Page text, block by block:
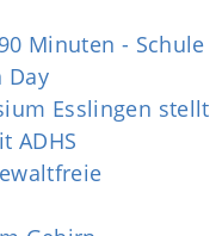
Minuten - Schule
Day
Esslingen stellt
ADHS